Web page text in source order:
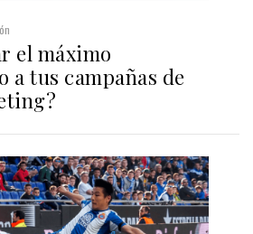
el máximo
tus campañas de